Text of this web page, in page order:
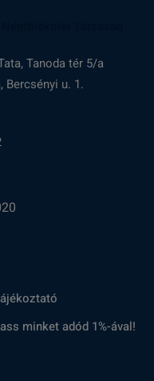
Tanoda tér 5/a
Bercsényi u. 1.
minket adód 1%-ával!